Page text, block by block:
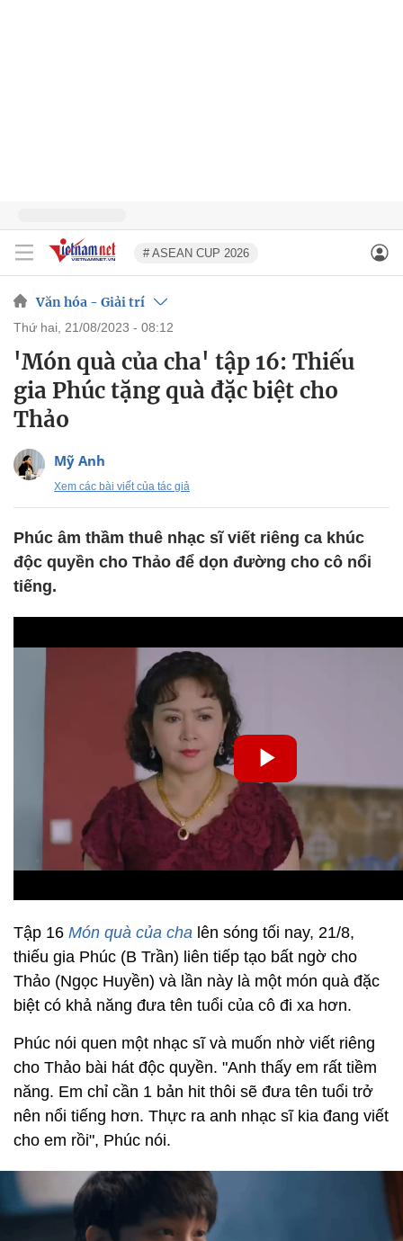
# ASEAN CUP 2026
Văn hóa - Giải trí
thứ hai, 21/08/2023 - 08:12
'Món quà của cha' tập 16: Thiếu
gia Phúc tặng quà đặc biệt cho
Thảo
Mỹ Anh
Xem các bài viết của tác giả
Phúc âm thầm thuê nhạc sĩ viết riêng ca khúc
độc quyền cho Thảo để dọn đường cho cô nổi
tiếng.
Tập 16 Món quà của cha lên sóng tối nay, 21/8,
thiếu gia Phúc (B Trần) liên tiếp tạo bất ngờ cho
Thảo (Ngọc Huyền) và lần này là một món quà đặc
biệt có khả năng đưa tên tuổi của cô đi xa hơn.
Phúc nói quen một nhạc sĩ và muốn nhờ viết riêng
cho Thảo bài hát độc quyền. "Anh thấy em rất tiềm
năng. Em chỉ cần 1 bản hit thôi sẽ đưa tên tuổi trở
nên nổi tiếng hơn. Thực ra anh nhạc sĩ kia đang viết
cho em rồi", Phúc nói.